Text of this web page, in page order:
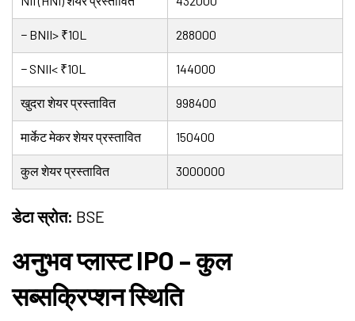
− BNII> ₹10L 288000
− SNII< ₹10L 144000
खुदरा शेयर प्रस्तावित 998400
मार्केट मेकर शेयर प्रस्तावित 150400
कुल शेयर प्रस्तावित 3000000
डेटा स्रोत: BSE
अनुभव प्लास्ट IPO – कुल
सब्सक्रिप्शन स्थिति